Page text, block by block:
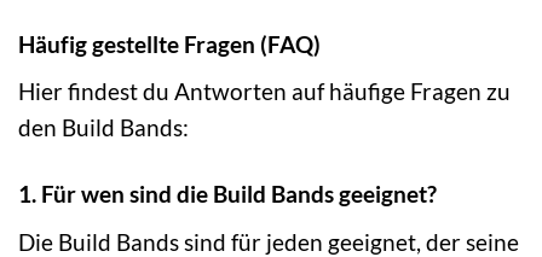
Häufig gestellte Fragen (FAQ)
Hier findest du Antworten auf häufige Fragen zu
den Build Bands:
1. Für wen sind die Build Bands geeignet?
Die Build Bands sind für jeden geeignet, der seine